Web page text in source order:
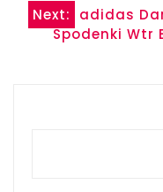
wpisu
Next:
adidas
Spodenki Wtr